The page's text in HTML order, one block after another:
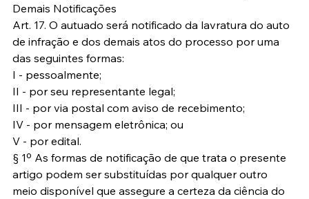
Demais Notificações
Art. 17. O autuado será notificado da lavratura do auto
de infração e dos demais atos do processo por uma
das seguintes formas:
I - pessoalmente;
II - por seu representante legal;
III - por via postal com aviso de recebimento;
IV - por mensagem eletrônica; ou
V - por edital.
§ 1º As formas de notificação de que trata o presente
artigo podem ser substituídas por qualquer outro
meio disponível que assegure a certeza da ciência do